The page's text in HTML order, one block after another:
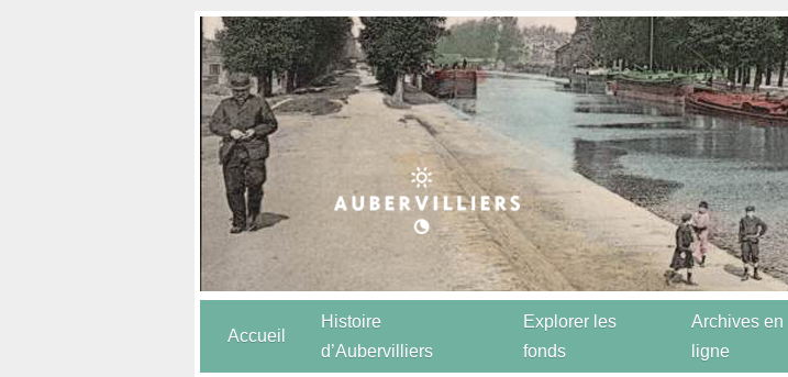
Accueil
Histoire
d’Aubervilliers
Explorer les
fonds
Archives en
ligne